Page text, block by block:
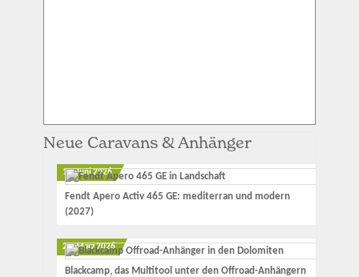
Neue Caravans & Anhänger
12. Juni 2026
Fendt Apero Activ 465 GE: mediterran und modern
(2027)
23. März 2026
Blackcamp, das Multitool unter den Offroad-Anhängern